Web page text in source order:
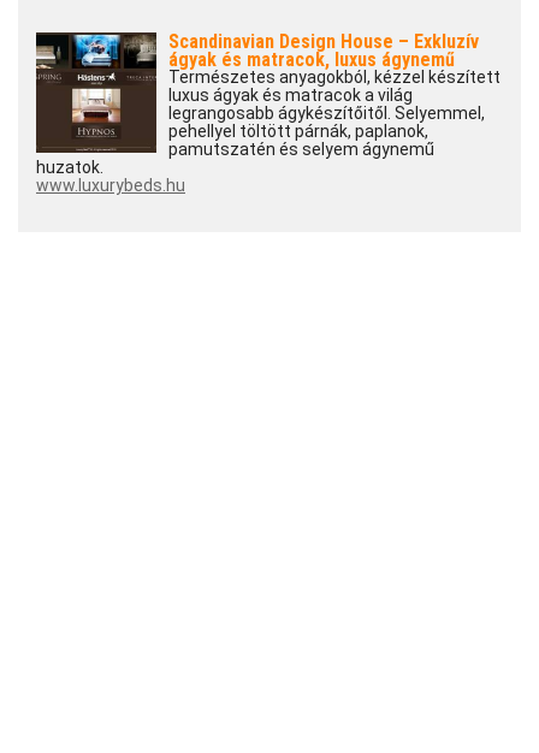
Scandinavian Design House – Exkluzív
ágyak és matracok, luxus ágynemű
Természetes anyagokból, kézzel készített
luxus ágyak és matracok a világ
legrangosabb ágykészítőitől. Selyemmel,
pehellyel töltött párnák, paplanok,
pamutszatén és selyem ágynemű
huzatok.
www.luxurybeds.hu